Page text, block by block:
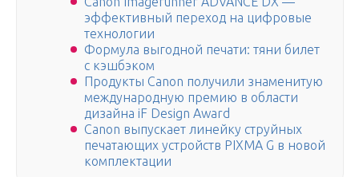
эффективный переход на цифровые
технологии
Формула выгодной печати: тяни билет
с кэшбэком
Продукты Canon получили знаменитую
международную премию в области
дизайна iF Design Award
Canon выпускает линейку струйных
печатающих устройств PIXMA G в новой
комплектации